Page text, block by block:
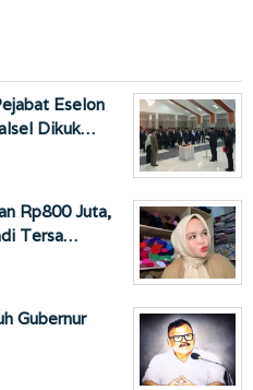
Eselon
Dikuk…
Rp800 Juta,
Tersa…
Gubernur